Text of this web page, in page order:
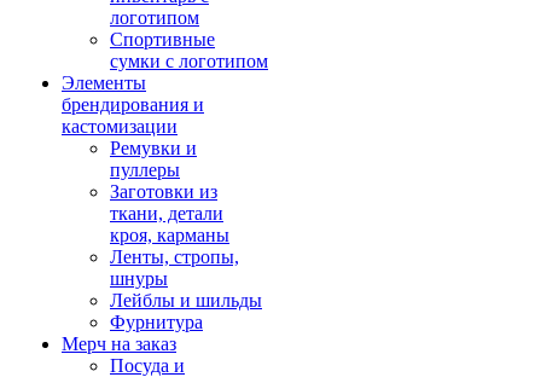
логотипом
Спортивные
сумки с логотипом
Элементы
брендирования и
кастомизации
Ремувки и
пуллеры
Заготовки из
ткани, детали
кроя, карманы
Ленты, стропы,
шнуры
Лейблы и шильды
Фурнитура
Мерч на заказ
Посуда и